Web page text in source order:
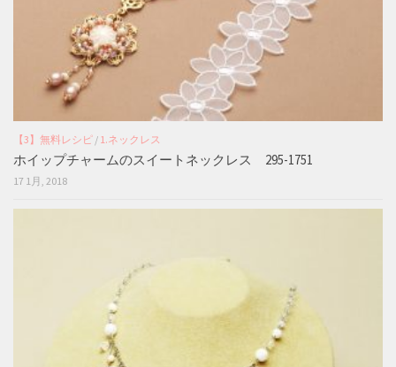
【3】無料レシピ / 1.ネックレス
ホイップチャームのスイートネックレス 295-1751
17 1月, 2018